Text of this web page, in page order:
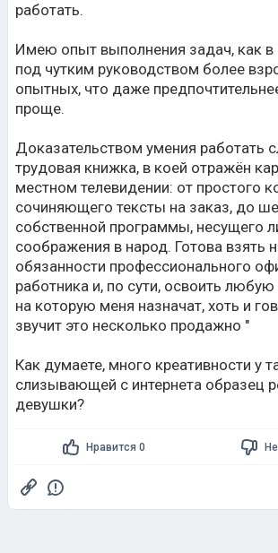
работать.
Имею опыт выполнения задач, как в
под чутким руководством более
опытных, что даже
проще.
Доказательством умения работать
трудовая книжка, в коей отражён
местном телевидении: от простого
сочиняющего тексты на заказ, до
собственной программы, несущего
соображения в народ. Готова взять
обязанности профессионального
работника и, по сути, освоить
на которую меня назначат, хоть и
звучит это несколько продажно "
Как думаете, много креативности у
слизывающей с интернета образец
девушки?
Нравится 0